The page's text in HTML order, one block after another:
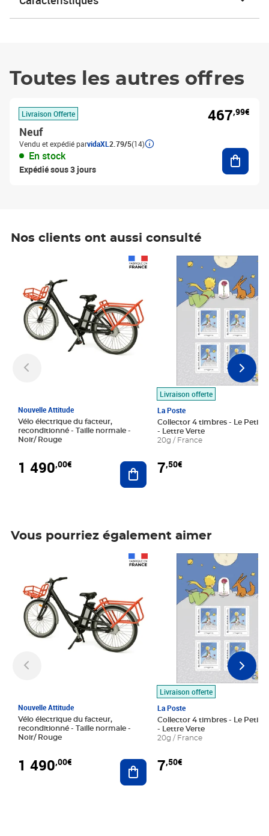
Toutes les autres offres
Livraison Offerte
Neuf
Vendu et expédié parvidaXL 2.79/5(14)
En stock
Expédié sous 3 jours
467,99€
Nos clients ont aussi consulté
Nouvelle Attitude
Vélo électrique du facteur,
reconditionné - Taille normale -
Noir/ Rouge
1 490,00€ Ajouter au panier
Livraison offerte
La Poste
Collector 4 timbres - Le Petit
- Lettre Verte
20g / France
7,50€
Prix 7,50€
Vous pourriez également aimer
Nouvelle Attitude
Vélo électrique du facteur,
reconditionné - Taille normale -
Noir/ Rouge
1 490,00€ Ajouter au panier
Livraison offerte
La Poste
Collector 4 timbres - Le Petit
- Lettre Verte
20g / France
7,50€
Prix 7,50€